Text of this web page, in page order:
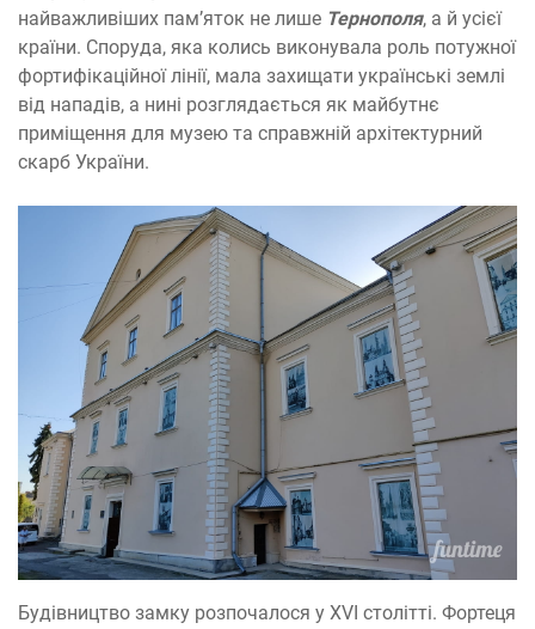
найважливіших пам’яток не лише Тернополя, а й усієї
країни. Споруда, яка колись виконувала роль потужної
фортифікаційної лінії, мала захищати українські землі
від нападів, а нині розглядається як майбутнє
приміщення для музею та справжній архітектурний
скарб України.
Будівництво замку розпочалося у XVI столітті. Фортеця